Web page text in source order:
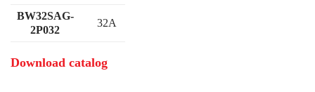
BW32SAG-
2P032
32A
Download catalog